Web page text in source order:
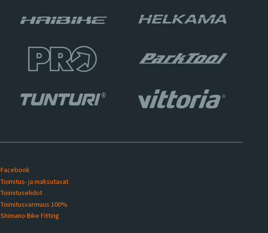
Facebook
Toimitus- ja maksutavat
Toimitusehdot
Toimitusvarmuus 100%
Shimano Bike Fitting